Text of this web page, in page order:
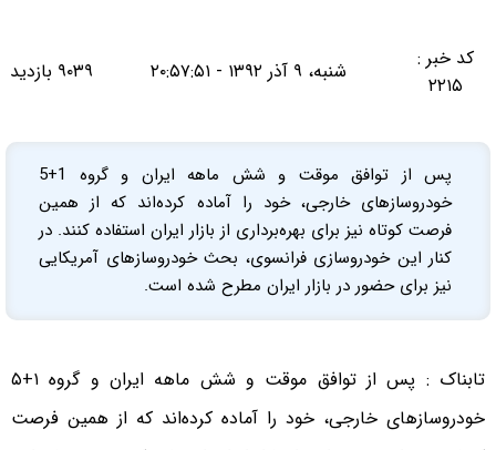
کد خبر :
۲۲۱۵
شنبه، ۹ آذر ۱۳۹۲ - ۲۰:۵۷:۵۱ ۹۰۳۹ بازدید
پس از توافق موقت و شش ماهه ایران و گروه 1+5
خودروسازهای خارجی، خود را آماده کرده‌اند که از همین
فرصت کوتاه نیز برای بهره‌برداری از بازار ایران استفاده کنند. در
کنار این خودروسازی فرانسوی، بحث خودروسازهای آمریکایی
نیز برای حضور در بازار ایران مطرح شده است.
تابناک : پس از توافق موقت و شش ماهه ایران و گروه ۱+۵
خودروسازهای خارجی، خود را آماده کرده‌اند که از همین فرصت